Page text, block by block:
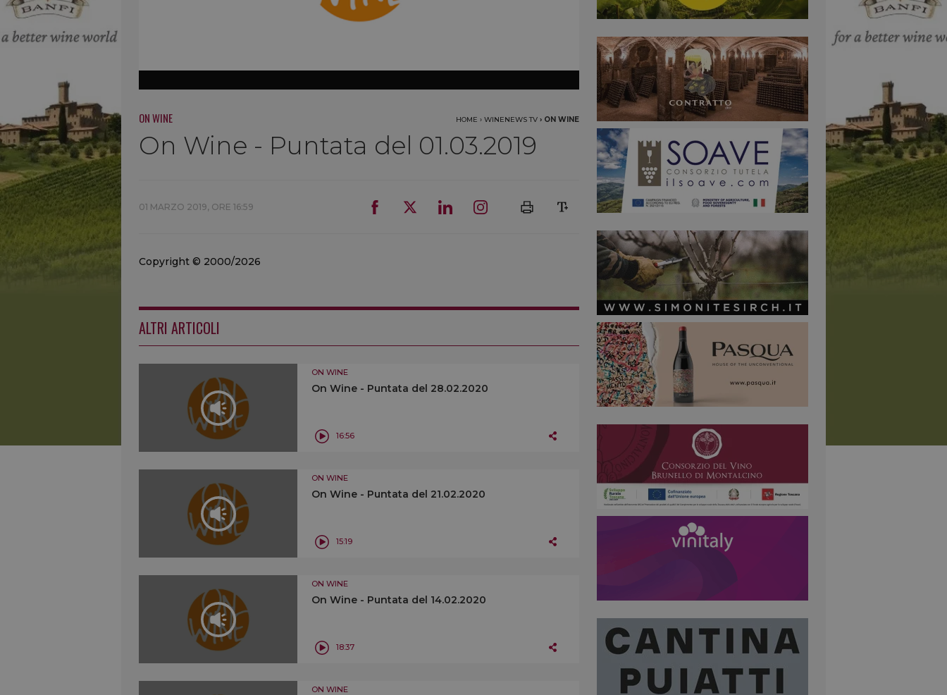
ON WINE HOME › WINENEWS TV › ON WINE
On Wine - Puntata del 01.03.2019
01 MARZO 2019, ORE 16:59
Copyright © 2000/2026
ALTRI ARTICOLI
ON WINE
On Wine - Puntata del 28.02.2020
16:56
ON WINE
On Wine - Puntata del 21.02.2020
15:19
ON WINE
On Wine - Puntata del 14.02.2020
18:37
ON WINE